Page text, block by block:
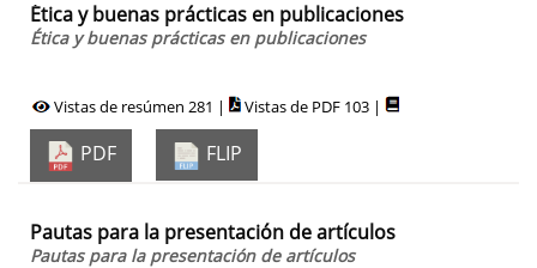
Ética y buenas prácticas en publicaciones
Ética y buenas prácticas en publicaciones
Vistas de resúmen 281 | Vistas de PDF 103 |
PDF FLIP
Pautas para la presentación de artículos
Pautas para la presentación de artículos